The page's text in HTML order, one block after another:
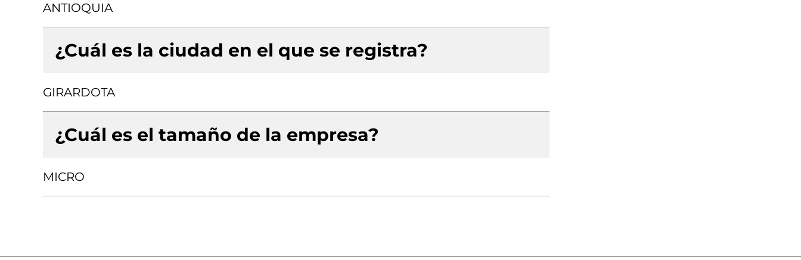
ANTIOQUIA
¿Cuál es la ciudad en el que se registra?
GIRARDOTA
¿Cuál es el tamaño de la empresa?
MICRO